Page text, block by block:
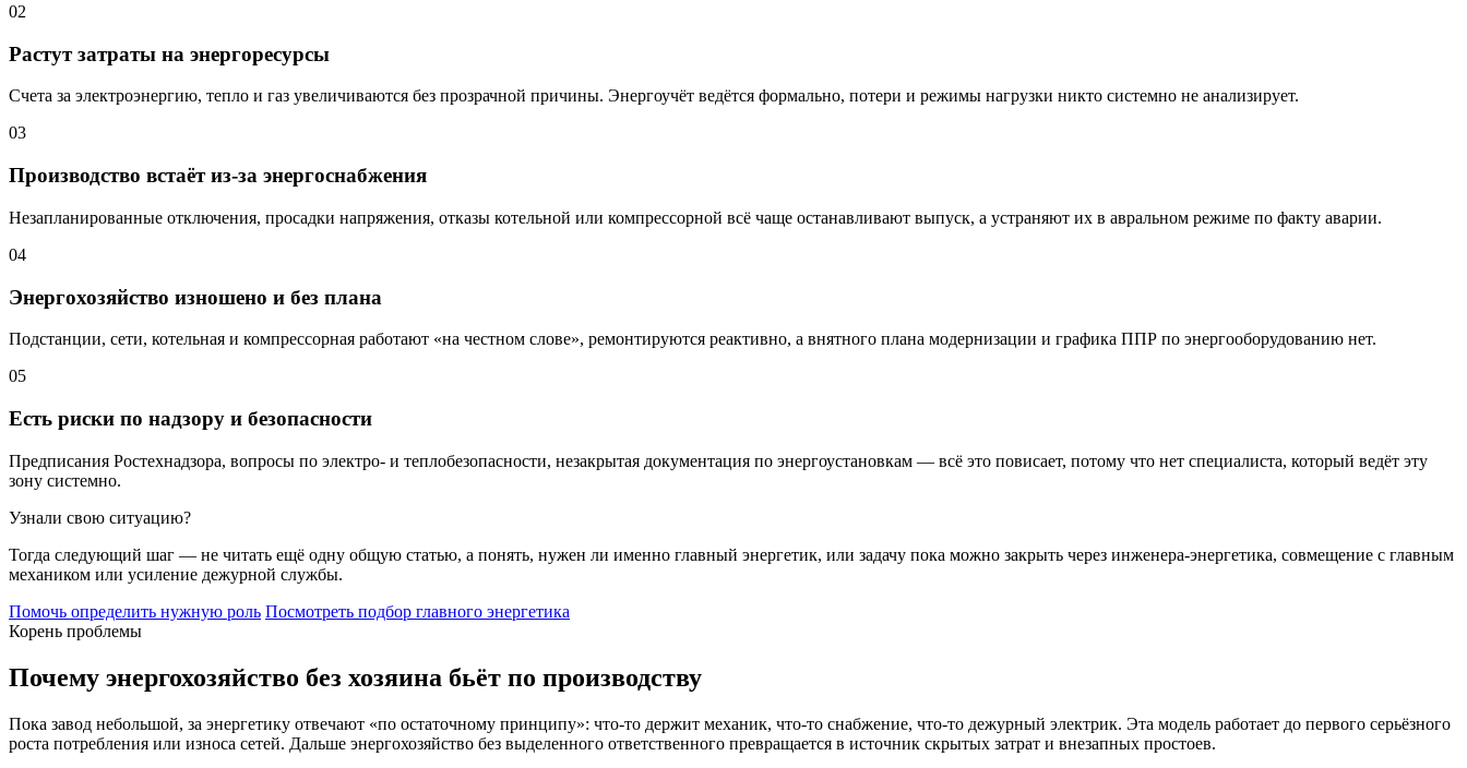
02
Растут затраты на энергоресурсы
Счета за электроэнергию, тепло и газ увеличиваются без прозрачной причины. Энергоучёт ведётся формально, потери и режимы нагрузки никто системно не анализирует.
03
Производство встаёт из-за энергоснабжения
Незапланированные отключения, просадки напряжения, отказы котельной или компрессорной всё чаще останавливают выпуск, а устраняют их в авральном режиме по факту аварии.
04
Энергохозяйство изношено и без плана
Подстанции, сети, котельная и компрессорная работают «на честном слове», ремонтируются реактивно, а внятного плана модернизации и графика ППР по энергооборудованию нет.
05
Есть риски по надзору и безопасности
Предписания Ростехнадзора, вопросы по электро- и теплобезопасности, незакрытая документация по энергоустановкам — всё это повисает, потому что нет специалиста, который ведёт эту
зону системно.
Узнали свою ситуацию?
Тогда следующий шаг — не читать ещё одну общую статью, а понять, нужен ли именно главный энергетик, или задачу пока можно закрыть через инженера-энергетика, совмещение с главным
механиком или усиление дежурной службы.
Помочь определить нужную роль Посмотреть подбор главного энергетика
Корень проблемы
Почему энергохозяйство без хозяина бьёт по производству
Пока завод небольшой, за энергетику отвечают «по остаточному принципу»: что-то держит механик, что-то снабжение, что-то дежурный электрик. Эта модель работает до первого серьёзного
роста потребления или износа сетей. Дальше энергохозяйство без выделенного ответственного превращается в источник скрытых затрат и внезапных простоев.